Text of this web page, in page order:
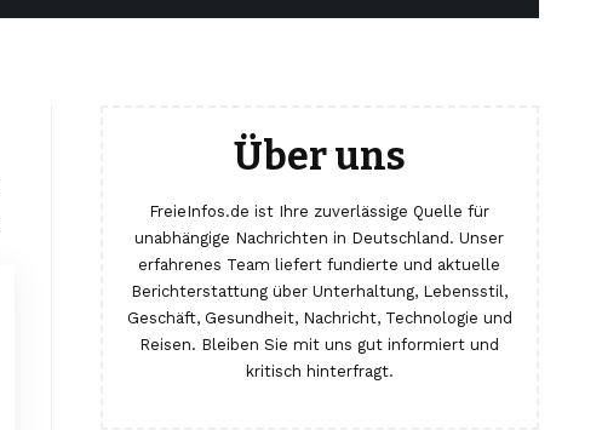
Über uns
FreieInfos.de ist Ihre zuverlässige Quelle für
unabhängige Nachrichten in Deutschland. Unser
erfahrenes Team liefert fundierte und aktuelle
Berichterstattung über Unterhaltung, Lebensstil,
Geschäft, Gesundheit, Nachricht, Technologie und
Reisen. Bleiben Sie mit uns gut informiert und
kritisch hinterfragt.